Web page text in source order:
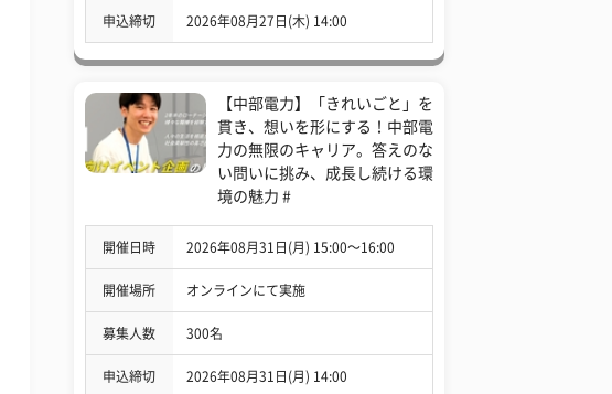
申込締切 2026年08月27日(木) 14:00
【中部電力】「きれいごと」を
貫き、想いを形にする！中部電
力の無限のキャリア。答えのな
い問いに挑み、成長し続ける環
境の魅力 #
開催日時 2026年08月31日(月) 15:00〜16:00
開催場所 オンラインにて実施
募集人数 300名
申込締切 2026年08月31日(月) 14:00